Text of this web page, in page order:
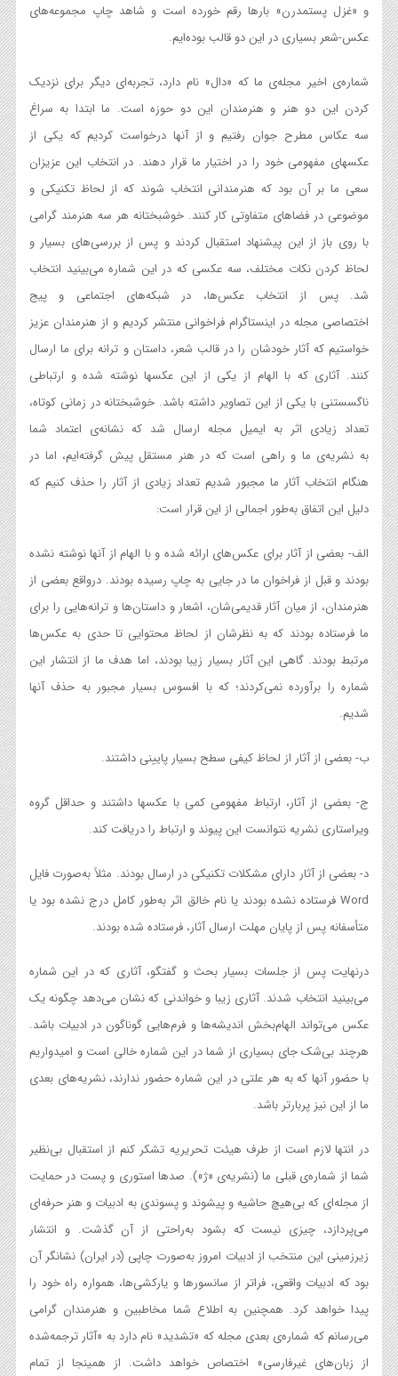
و «غزل پستمدرن» بارها رقم خورده است و شاهد چاپ مجموعه‌های
عکس-شعر بسیاری در این دو قالب بوده‌ایم.
شماره‌ی اخیر مجله‌ی ما که «دال» نام دارد، تجربه‌ای دیگر برای نزدیک
کردن این دو هنر و هنرمندان این دو حوزه است. ما ابتدا به سراغ
سه عکاس مطرح جوان رفتیم و از آنها درخواست کردیم که یکی از
عکسهای مفهومی خود را در اختیار ما قرار دهند. در انتخاب این عزیزان
سعی ما بر آن بود که هنرمندانی انتخاب شوند که از لحاظ تکنیکی و
موضوعی در فضاهای متفاوتی کار کنند. خوشبختانه هر سه هنرمند گرامی
با روی باز از این پیشنهاد استقبال کردند و پس از بررسی‌های بسیار و
لحاظ کردن نکات مختلف، سه عکسی که در این شماره می‌بینید انتخاب
شد. پس از انتخاب عکس‌ها، در شبکه‌های اجتماعی و پیج
اختصاصی مجله در اینستاگرام فراخوانی منتشر کردیم و از هنرمندان عزیز
خواستیم که آثار خودشان را در قالب شعر، داستان و ترانه برای ما ارسال
کنند. آثاری که با الهام از یکی از این عکسها نوشته شده و ارتباطی
ناگسستنی با یکی از این تصاویر داشته باشد. خوشبختانه در زمانی کوتاه،
تعداد زیادی اثر به ایمیل مجله ارسال شد که نشانه‌ی اعتماد شما
به نشریه‌ی ما و راهی است که در هنر مستقل پیش گرفته‌ایم، اما در
هنگام انتخاب آثار ما مجبور شدیم تعداد زیادی از آثار را حذف کنیم که
دلیل این اتفاق به‌طور اجمالی از این قرار است:
الف- بعضی از آثار برای عکس‌های ارائه‌ شده و با الهام از آنها نوشته نشده
بودند و قبل از فراخوان ما در جایی به چاپ رسیده بودند. درواقع بعضی از
هنرمندان، از میان آثار قدیمی‌شان، اشعار و داستان‌ها و ترانه‌هایی را برای
ما فرستاده بودند که به نظرشان از لحاظ محتوایی تا حدی به عکس‌ها
مرتبط بودند. گاهی این آثار بسیار زیبا بودند، اما هدف ما از انتشار این
شماره را برآورده نمی‌کردند؛ که با افسوس بسیار مجبور به حذف آنها
شدیم.
ب- بعضی از آثار از لحاظ کیفی سطح بسیار پایینی داشتند.
ج- بعضی از آثار، ارتباط مفهومی کمی با عکسها داشتند و حداقل گروه
ویراستاری نشریه نتوانست این پیوند و ارتباط را دریافت کند.
د- بعضی از آثار دارای مشکلات تکنیکی در ارسال بودند. مثلاً به‌صورت فایل
Word فرستاده نشده بودند یا نام خالق اثر به‌طور کامل درج نشده بود یا
متأسفانه پس از پایان مهلت ارسال آثار، فرستاده شده بودند.
درنهایت پس از جلسات بسیار بحث و گفتگو، آثاری که در این شماره
می‌بینید انتخاب شدند. آثاری زیبا و خواندنی که نشان می‌دهد چگونه یک
عکس می‌تواند الهام‌بخش اندیشه‌ها و فرم‌هایی گوناگون در ادبیات باشد.
هرچند بی‌شک جای بسیاری از شما در این شماره خالی است و امیدواریم
با حضور آنها که به هر علتی در این شماره حضور ندارند، نشریه‌های بعدی
ما از این نیز پربارتر باشد.
در انتها لازم است از طرف هیئت تحریریه تشکر کنم از استقبال بی‌نظیر
شما از شماره‌ی قبلی ما (نشریه‌ی «ژ»). صدها استوری و پست در حمایت
از مجله‌ای که بی‌هیچ حاشیه و پیشوند و پسوندی به ادبیات و هنر حرفه‌ای
می‌پردازد، چیزی نیست که بشود به‌راحتی از آن گذشت. و انتشار
زیرزمینی این منتخب از ادبیات امروز به‌صورت چاپی (در ایران) نشانگر آن
بود که ادبیات واقعی، فراتر از سانسورها و یارکشی‌ها، همواره راه خود را
پیدا خواهد کرد. همچنین به اطلاع شما مخاطبین و هنرمندان گرامی
می‌رسانم که شماره‌ی بعدی مجله که «تشدید» نام دارد به «آثار ترجمه‌شده
از زبان‌های غیرفارسی» اختصاص خواهد داشت. از همینجا از تمام